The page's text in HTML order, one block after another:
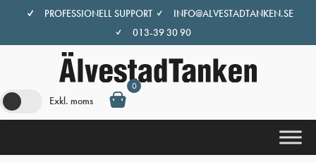
innehåll
PROFESSIONELL SUPPORT
INFO@ALVESTADTANKEN.SE
013-39 30 90
Exkl. moms
0